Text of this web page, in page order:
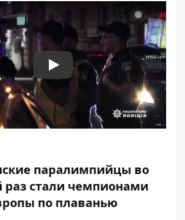
Play
паралимпийцы во
раз стали чемпионами
по плаванью